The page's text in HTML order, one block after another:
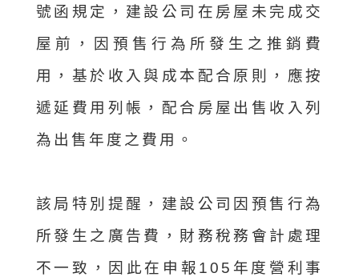
號函規定，建設公司在房屋未完成交
屋前，因預售行為所發生之推銷費
用，基於收入與成本配合原則，應按
遞延費用列帳，配合房屋出售收入列
為出售年度之費用。
該局特別提醒，建設公司因預售行為
所發生之廣告費，財務稅務會計處理
不一致，因此在申報105年度營利事